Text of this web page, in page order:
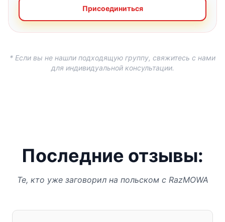
Присоединиться
* Если вы не нашли подходящую группу, свяжитесь с нами
для индивидуальной консультации.
Последние отзывы:
Те, кто уже заговорил на польском с RazMOWA